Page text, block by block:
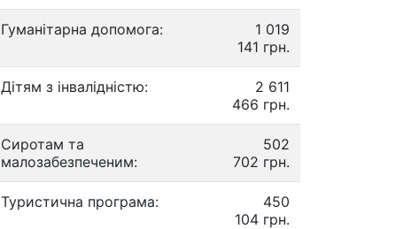
Гуманітарна допомога:
1 019
141 грн.
Дітям з інвалідністю:
2 611
466 грн.
Сиротам та
малозабезпеченим:
502
702 грн.
Туристична програма:
450
104 грн.